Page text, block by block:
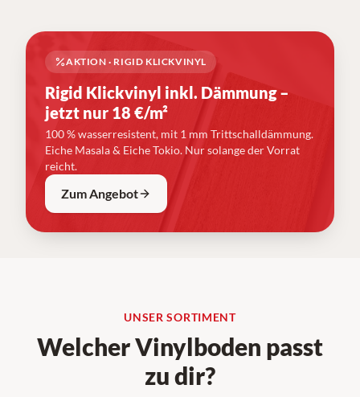
AKTION · RIGID KLICKVINYL
Rigid Klickvinyl inkl. Dämmung –
jetzt nur 18 €/m²
100 % wasserresistent, mit 1 mm Trittschalldämmung.
Eiche Masala & Eiche Tokio. Nur solange der Vorrat
reicht.
Zum Angebot
UNSER SORTIMENT
Welcher Vinylboden passt
zu dir?